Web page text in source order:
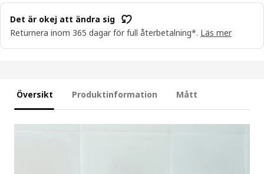
Det är okej att ändra sig
Returnera inom 365 dagar för full återbetalning*. Läs mer
Översikt Produktinformation Mått